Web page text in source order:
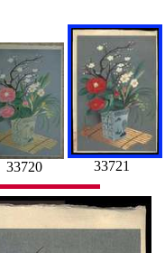
33720 33721